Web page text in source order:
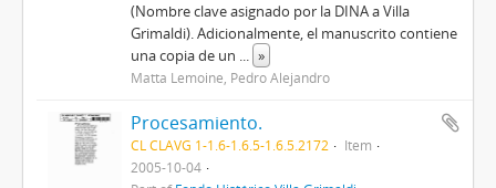
(Nombre clave asignado por la DINA a Villa
Grimaldi). Adicionalmente, el manuscrito contiene
una copia de un ... »
Matta Lemoine, Pedro Alejandro
Procesamiento.
CL CLAVG 1-1.6-1.6.5-1.6.5.2172
Item
2005-10-04